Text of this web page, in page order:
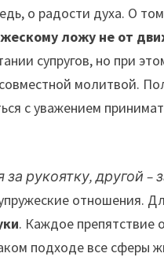
о радости духа. О
ложу не от
супругов, но при
молитвой.
с уважением
рукоятку, другой –
отношения.
. Каждое препятствие
подходе все сферы